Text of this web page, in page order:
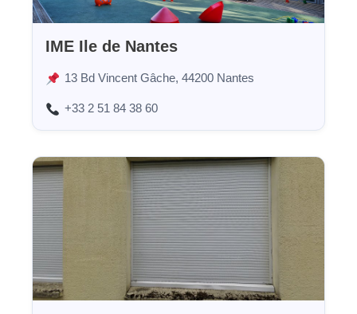
IME Ile de Nantes
13 Bd Vincent Gâche, 44200 Nantes
+33 2 51 84 38 60